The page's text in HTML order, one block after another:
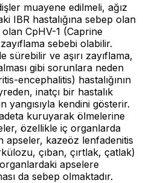
muayene edilmeli, ağız
IBR hastalığına sebep olan
CpHV-1 (Caprine
sebebi olabilir.
sürebilir ve aşırı zayıflama,
gibi sorunlara neden
encephalitis) hastalığının
inatçı bir hastalık
yangısıyla kendini gösterir.
adeta kuruyarak ölmelerine
özellikle iç organlarda
apseler, kazeöz lenfadenitis
çıban, çırtlak, çatlak)
apselere
da sebep olmaktadır.